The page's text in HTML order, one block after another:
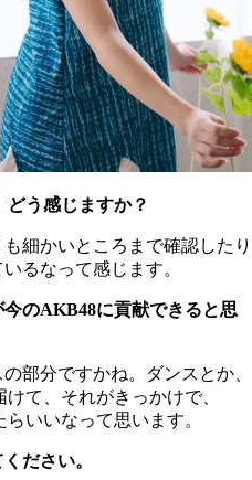
う感じますか？
細かいところまで確認したり
るなって感じます。
のAKB48に貢献できると思
部分ですかね。ダンスとか、
て、それがきっかけで、
いいなって思います。
ださい。